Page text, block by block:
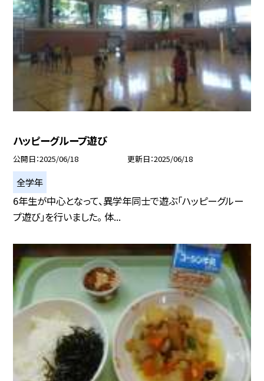
ハッピーグループ遊び
公開日 2025/06/18 更新日 2025/06/18
全学年
6年生が中心となって、異学年同士で遊ぶ「ハッピーグルー
プ遊び」を行いました。 体...